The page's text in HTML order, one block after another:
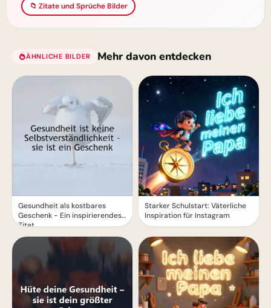
📁 Zitate und Sprüche Bilder
ÄHNLICHE BILDER Mehr davon entdecken
Gesundheit als kostbares
Geschenk - Ein inspirierendes
Zitat
– Herzlich für WhatsApp
Starker Schulstart: Väterliche
Inspiration für Instagram